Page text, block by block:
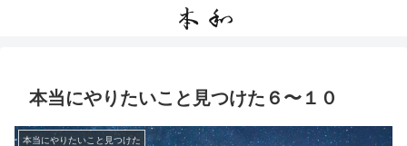
本当にやりたいこと見つけた６〜１０
本当にやりたいこと見つけた